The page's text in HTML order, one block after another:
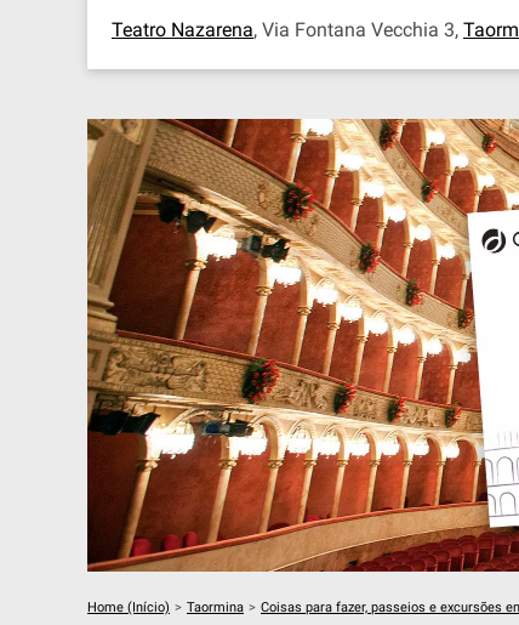
Teatro Nazarena, Via Fontana Vecchia 3,
Home (Início) > Taormina > Coisas para fazer, passeios e excursões